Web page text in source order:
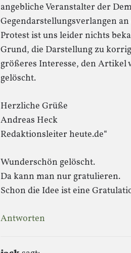
angebliche Veranstalter der
Gegendarstellungsverlangen
Protest ist uns leider nichts
Grund, die Darstellung zu
größeres Interesse, den Artikel
gelöscht.
Herzliche Grüße
Andreas Heck
Redaktionsleiter heute.de“
Wunderschön gelöscht.
Da kann man nur gratulieren.
Schon die Idee ist eine
Antworten